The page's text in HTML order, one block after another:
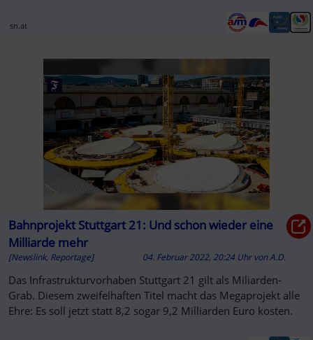
sn.at
Bahnprojekt Stuttgart 21: Und schon wieder eine
Milliarde mehr
[Newslink, Reportage] 04. Februar 2022, 20:24 Uhr vonA.D.
Das Infrastrukturvorhaben Stuttgart 21 gilt als Miliarden-
Grab. Diesem zweifelhaften Titel macht das Megaprojekt alle
Ehre: Es soll jetzt statt 8,2 sogar 9,2 Milliarden Euro kosten.